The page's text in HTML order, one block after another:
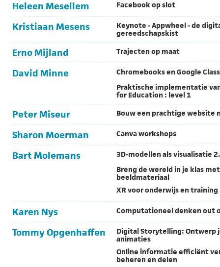
Heleen Mesellem Facebook op slot
Kristiaan Mesens
Keynote - Appwheel - de
gereedschapskist
Erno Mijland Trajecten op maat
David Minne
Chromebooks en Google
Praktische implementatie
for Education : level 1
Peter Miseur Bouw een prachtige website
Sharon Moerman Canva workshops
Bart Molemans
3D-modellen als visualisatie
Breng de wereld in je klas
beeldmateriaal
XR voor onderwijs en training
Karen Nys Computationeel denken out
Tommy Opgenhaffen
Digital Storytelling: Ontwerp
animaties
Online informatie efficiënt
beheren en delen